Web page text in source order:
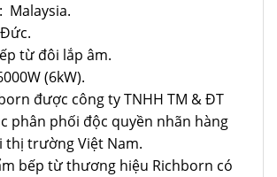
Malaysia.
từ đôi lắp âm.
(6kW).
được công ty TNHH TM & ĐT
phân phối độc quyền nhãn hàng
thị trường Việt Nam.
bếp từ thương hiệu Richborn có